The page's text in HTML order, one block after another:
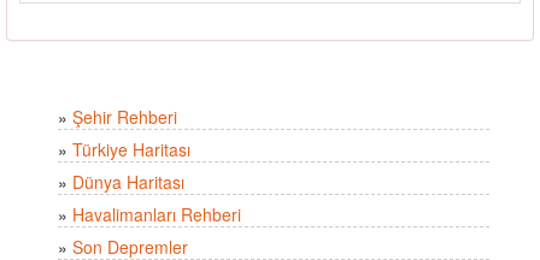
» Şehir Rehberi
» Türkiye Haritası
» Dünya Haritası
» Havalimanları Rehberi
» Son Depremler